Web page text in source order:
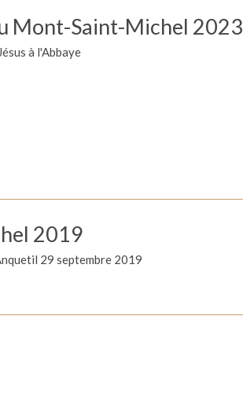
Mont-Saint-Michel 2023
à l'Abbaye
2019
29 septembre 2019